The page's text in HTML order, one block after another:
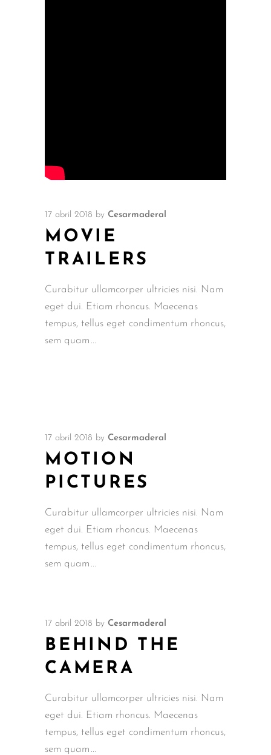
17 abril 2018 by Cesarmaderal
MOVIE
TRAILERS
Curabitur ullamcorper ultricies nisi. Nam
eget dui. Etiam rhoncus. Maecenas
tempus, tellus eget condimentum rhoncus,
sem quam
17 abril 2018 by Cesarmaderal
MOTION
PICTURES
Curabitur ullamcorper ultricies nisi. Nam
eget dui. Etiam rhoncus. Maecenas
tempus, tellus eget condimentum rhoncus,
sem quam
17 abril 2018 by Cesarmaderal
BEHIND THE
CAMERA
Curabitur ullamcorper ultricies nisi. Nam
eget dui. Etiam rhoncus. Maecenas
tempus, tellus eget condimentum rhoncus,
sem quam